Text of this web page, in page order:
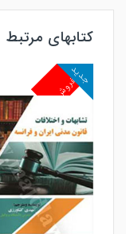
کتابهای مرتبط
پرفروش
جدید